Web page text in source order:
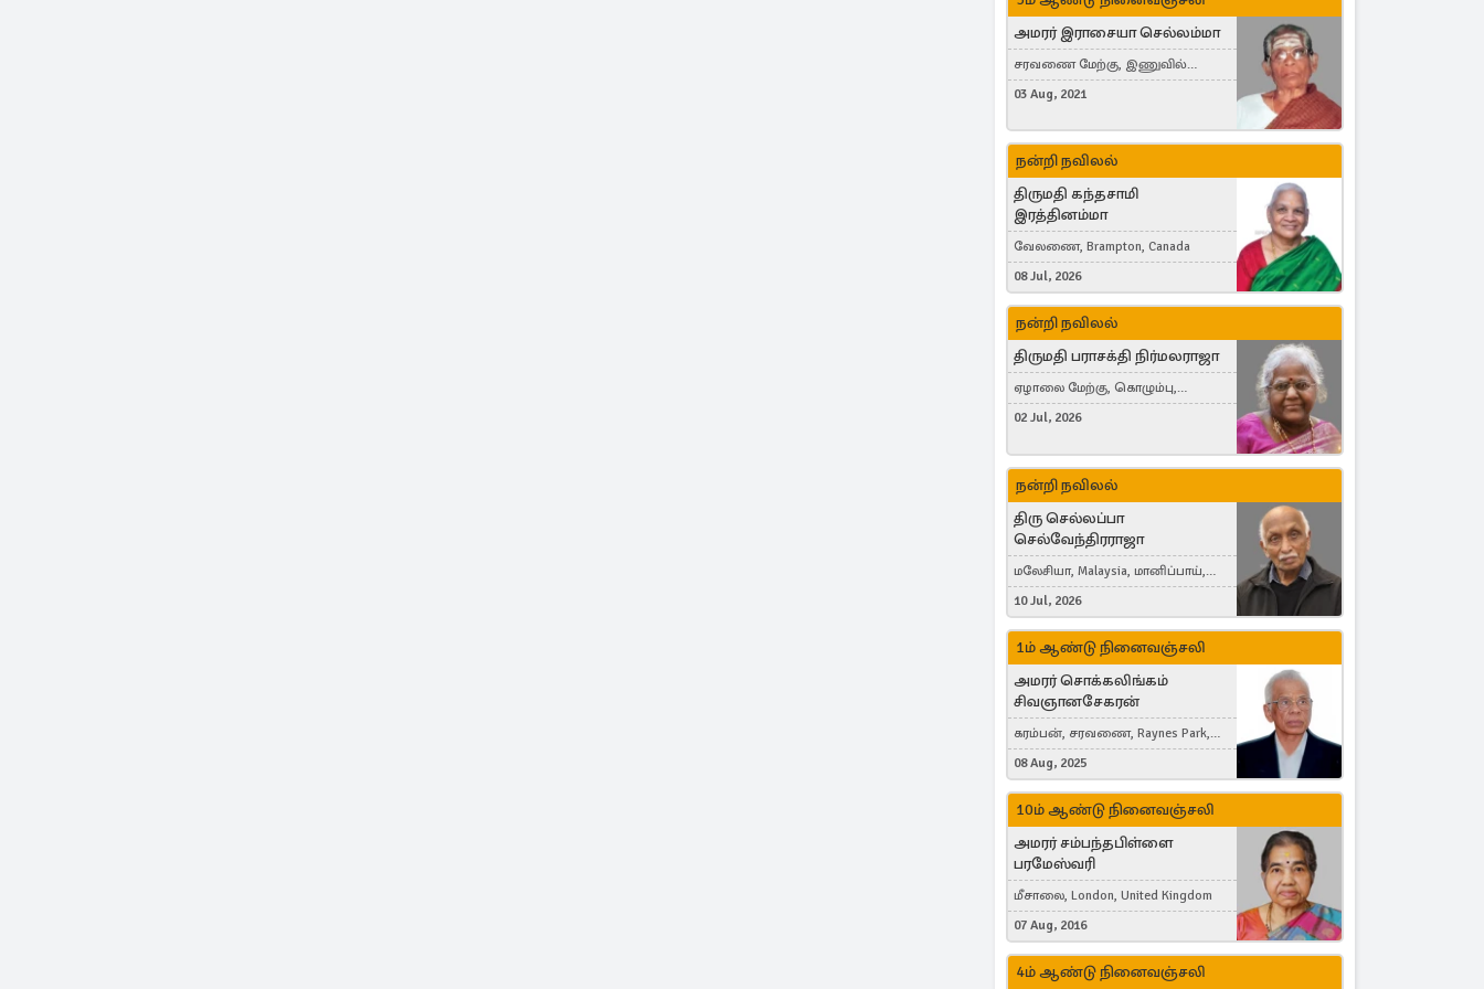
அமரர் இராசையா செல்லம்மா
சரவணை மேற்கு, இணுவில்
கிழக்கு
03 Aug, 2021
நன்றி நவிலல்
திருமதி கந்தசாமி
இரத்தினம்மா
வேலணை, Brampton, Canada
08 Jul, 2026
நன்றி நவிலல்
திருமதி பராசக்தி நிர்மலராஜா
ஏழாலை மேற்கு, கொழும்பு,
தங்காலை, London, United Kingdom
02 Jul, 2026
நன்றி நவிலல்
திரு செல்லப்பா
செல்வேந்திரராஜா
மலேசியா, Malaysia, மானிப்பாய்,
Duisburg, Germany, London, United
Kingdom
10 Jul, 2026
1ம் ஆண்டு நினைவஞ்சலி
அமரர் சொக்கலிங்கம்
சிவஞானசேகரன்
கரம்பன், சரவணை, Raynes Park,
London, United Kingdom
08 Aug, 2025
10ம் ஆண்டு நினைவஞ்சலி
அமரர் சம்பந்தபிள்ளை
பரமேஸ்வரி
மீசாலை, London, United Kingdom
07 Aug, 2016
4ம் ஆண்டு நினைவஞ்சலி